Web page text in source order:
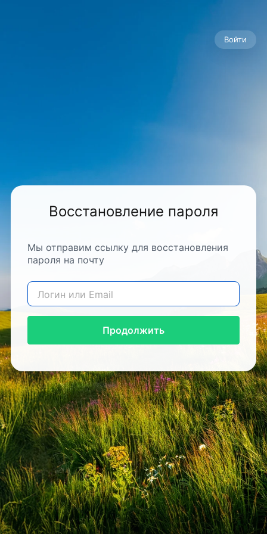
Войти
Восстановление пароля
Мы отправим ссылку для восстановления
пароля на почту
Продолжить